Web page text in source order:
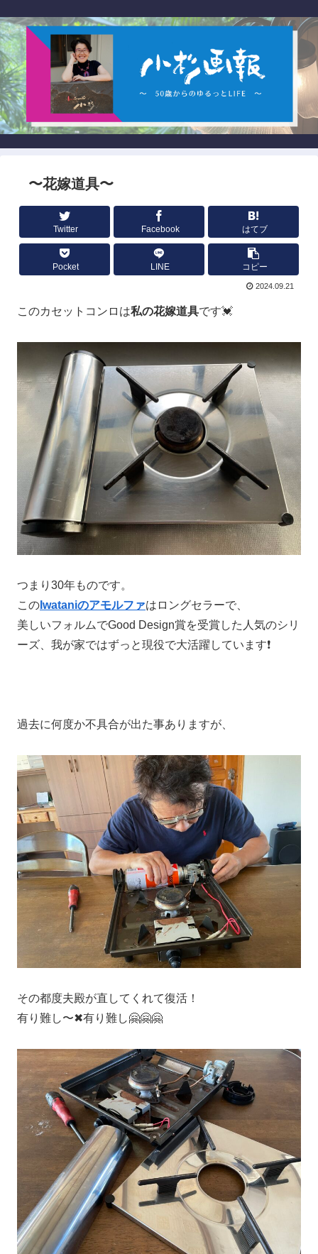
〜花嫁道具〜
Twitter Facebook はてブ
Pocket LINE コピー
2024.09.21
このカセットコンロは私の花嫁道具です💓
つまり30年ものです。
この Iwataniのアモルファはロングセラーで、
美しいフォルムでGood Design賞を受賞した人気のシリ
ーズ、我が家ではずっと現役で大活躍しています❗️
過去に何度か不具合が出た事ありますが、
その都度夫殿が直してくれて復活！
有り難し〜✖︎有り難し🤗🤗🤗